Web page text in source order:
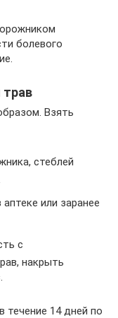
болевого
Взять
стеблей
или заранее
с
накрыть
течение 14 дней по